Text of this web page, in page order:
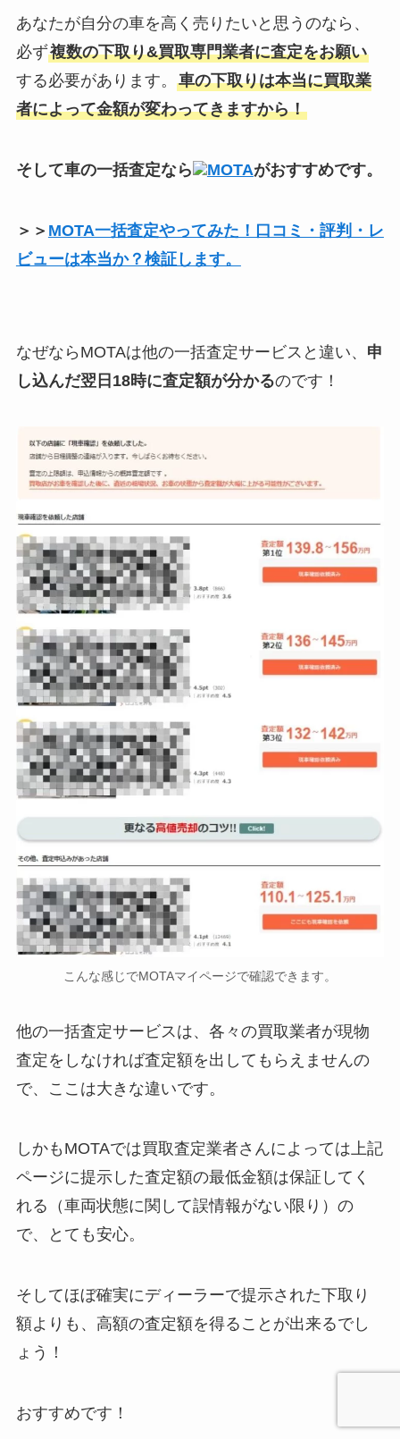
あなたが自分の車を高く売りたいと思うのなら、
必ず複数の下取り&買取専門業者に査定をお願い
する必要があります。 車の下取りは本当に買取業
者によって金額が変わってきますから！
そして車の一括査定なら MOTAがおすすめです。
＞＞ MOTA一括査定やってみた！口コミ・評判・レ
ビューは本当か？検証します。
なぜならMOTAは他の一括査定サービスと違い、 申
し込んだ翌日18時に査定額が分かるのです！
こんな感じでMOTAマイページで確認できます。
他の一括査定サービスは、各々の買取業者が現物
査定をしなければ査定額を出してもらえませんの
で、ここは大きな違いです。
しかもMOTAでは買取査定業者さんによっては上記
ページに提示した査定額の最低金額は保証してく
れる（車両状態に関して誤情報がない限り）の
で、とても安心。
そしてほぼ確実にディーラーで提示された下取り
額よりも、高額の査定額を得ることが出来るでし
ょう！
おすすめです！